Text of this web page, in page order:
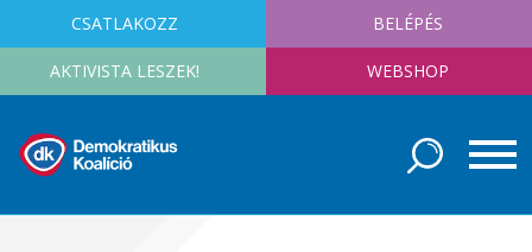
CSATLAKOZZ BELÉPÉS
AKTIVISTA LESZEK! WEBSHOP